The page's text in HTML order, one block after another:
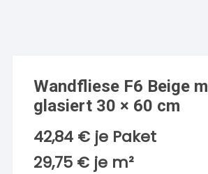
Wandfliese F6 Beige
glasiert 30 × 60 cm
42,84 € je Paket
29,75 € je m²